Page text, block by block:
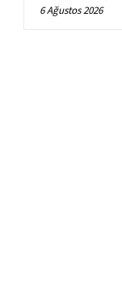
6 Ağustos 2026